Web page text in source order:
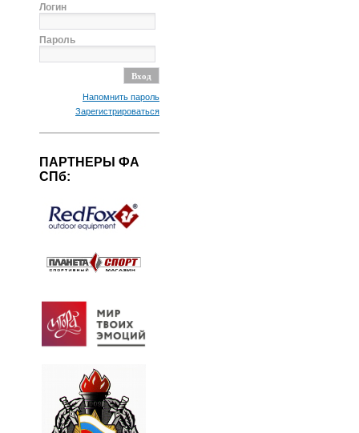
Логин
Пароль
Напомнить пароль
Зарегистрироваться
ПАРТНЕРЫ ФА
СПб: